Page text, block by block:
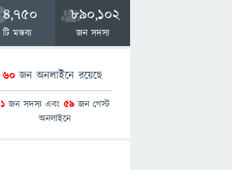
4,750
টি মন্তব্য
890,102
জন সদস্য
60 জন অনলাইনে রয়েছে
1জন সদস্য এবং 59জন গেস্ট
অনলাইনে